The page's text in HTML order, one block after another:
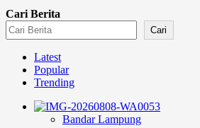
Cari Berita
Cari
Latest
Popular
Trending
Bandar Lampung